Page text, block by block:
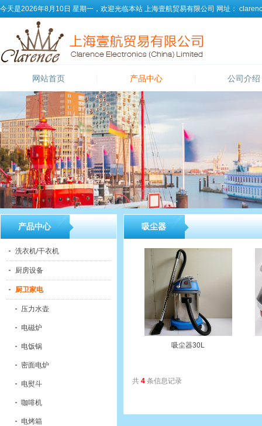
今天是2026年8月10日 星期一，欢迎光临本站 上海壹航贸易有限公司 网址：
网站首页 产品中心 公司介绍
产品中心
洗衣机/干衣机
厨房设备
厨卫家电
压力水壶
电磁炉
电饭锅
密面电炉
电熨斗
咖啡机
电烤箱
吸尘器
吸尘器30L
共 4 条信息记录